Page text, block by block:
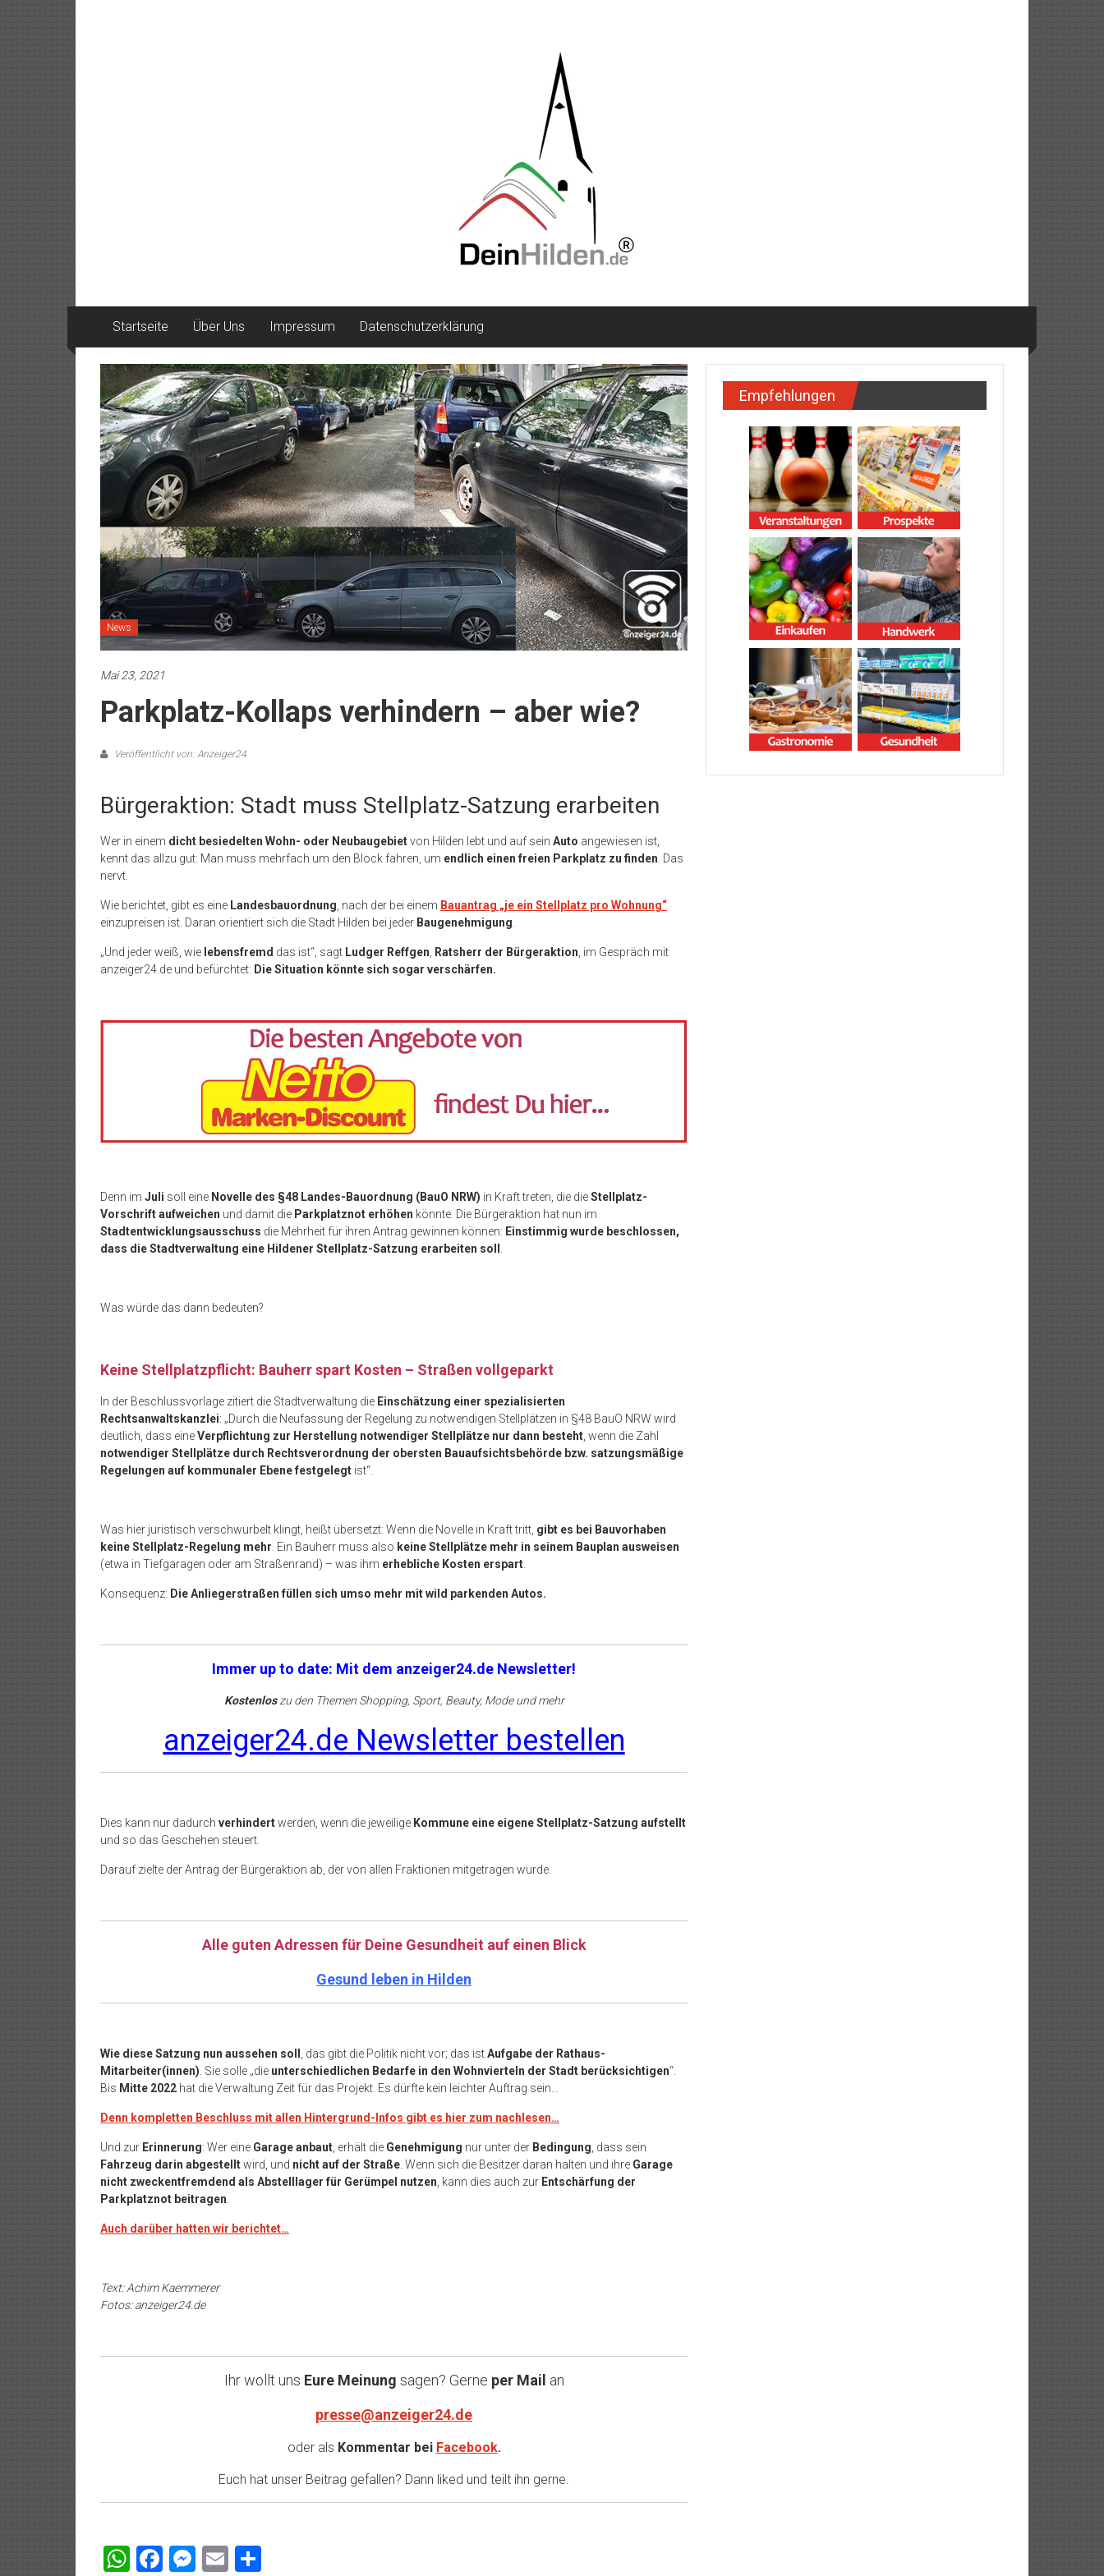
Startseite Über Uns Impressum Datenschutzerklärung
News
Mai 23, 2021
Parkplatz-Kollaps verhindern – aber wie?
Veröffentlicht von: Anzeiger24
Bürgeraktion: Stadt muss Stellplatz-Satzung erarbeiten
Wer in einem dicht besiedelten Wohn- oder Neubaugebietvon Hilden lebt und auf sein Auto angewiesen ist,
kennt das allzu gut: Man muss mehrfach um den Block fahren, um endlich einen freien Parkplatz zu finden . Das
nervt.
Wie berichtet, gibt es eine Landesbauordnung , nach der bei einem Bauantrag „je ein Stellplatz pro Wohnung“
einzupreisen ist. Daran orientiert sich die Stadt Hilden bei jeder Baugenehmigung
„Und jeder weiß, wie lebensfremd das ist“, sagt Ludger Reffgen Ratsherr der Bürgeraktion , im Gespräch mit
anzeiger24.de und befürchtet: Die Situation könnte sich sogar verschärfen.
Denn im Juli soll eine Novelle des §48 Landes-Bauordnung (BauO NRW) in Kraft treten, die dieStellplatz-
Vorschrift aufweichen und damit die Parkplatznot erhöhen könnte. Die Bürgeraktion hat nun im
Stadtentwicklungsausschuss die Mehrheit für ihren Antrag gewinnen können: Einstimmig wurde beschlossen,
dass die Stadtverwaltung eine Hildener Stellplatz-Satzung erarbeiten soll
Was würde das dann bedeuten?
Keine Stellplatzpflicht: Bauherr spart Kosten – Straßen vollgeparkt
In der Beschlussvorlage zitiert die Stadtverwaltung die Einschätzung einer spezialisierten
Rechtsanwaltskanzlei: „Durch die Neufassung der Regelung zu notwendigen Stellplätzen in §48 BauO NRW wird
deutlich, dass eineVerpflichtung zur Herstellung notwendiger Stellplätze nur dann besteht , wenn die Zahl
notwendiger Stellplätze durch Rechtsverordnung der obersten Bauaufsichtsbehörde bzw. satzungsmäßige
Regelungen auf kommunaler Ebene festgelegt ist“.
Was hier juristisch verschwurbelt klingt, heißt übersetzt: Wenn die Novelle in Kraft tritt, gibt es bei Bauvorhaben
keine Stellplatz-Regelung mehr . Ein Bauherr muss also keine Stellplätze mehr in seinem Bauplan ausweisen
(etwa in Tiefgaragen oder am Straßenrand) – was ihm erhebliche Kosten erspart
Konsequenz: Die Anliegerstraßen füllen sich umso mehr mit wild parkenden Autos.
Immer up to date: Mit dem anzeiger24.de Newsletter!
Kostenloszu den Themen Shopping, Sport, Beauty, Mode und mehr
anzeiger24.de Newsletter bestellen
Dies kann nur dadurch verhindertwerden, wenn die jeweilige Kommune eine eigene Stellplatz-Satzung aufstellt
und so das Geschehen steuert.
Darauf zielte der Antrag der Bürgeraktion ab, der von allen Fraktionen mitgetragen wurde.
Alle guten Adressen für Deine Gesundheit auf einen Blick
Gesund leben in Hilden
Wie diese Satzung nun aussehen soll , das gibt die Politik nicht vor; das istAufgabe der Rathaus-
Mitarbeiter(innen) . Sie solle „die unterschiedlichen Bedarfe in den Wohnvierteln der Stadt berücksichtigen“.
Bis Mitte 2022 hat die Verwaltung Zeit für das Projekt. Es dürfte kein leichter Auftrag sein…
Denn kompletten Beschluss mit allen Hintergrund-Infos gibt es hier zum nachlesen…
Und zur Erinnerung: Wer eine Garage anbaut , erhält die Genehmigung nur unter der Bedingung , dass sein
Fahrzeug darin abgestelltwird, und nicht auf der Straße . Wenn sich die Besitzer daran halten und ihre Garage
nicht zweckentfremdend als Abstelllager für Gerümpel nutzen , kann dies auch zur Entschärfung der
Parkplatznot beitragen
Auch darüber hatten wir berichtet…
Text: Achim Kaemmerer
Fotos: anzeiger24.de
Ihr wollt uns Eure Meinung sagen? Gerne per Mail an
presse@anzeiger24.de
oder als Kommentar bei Facebook.
Euch hat unser Beitrag gefallen? Dann liked und teilt ihn gerne.
WhatsApp
Facebook
Messenger
Email
Empfehlungen